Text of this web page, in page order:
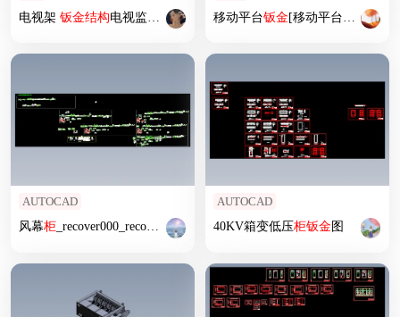
电视架 钣金结构电视监控墙 移动平台钣金[移动平台 金]
AUTOCAD
风幕柜_recover000_recover 钣金
AUTOCAD
40KV箱变低压柜钣金图